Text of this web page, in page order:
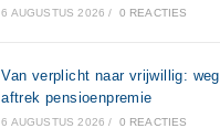
6 AUGUSTUS 2026 / 0 REACTIES
Van verplicht naar vrijwillig: weg
aftrek pensioenpremie
6 AUGUSTUS 2026 / 0 REACTIES